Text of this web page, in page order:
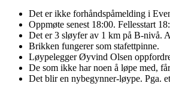
Det er ikke forhåndspåmelding i
Oppmøte senest 18:00. Fellesstart
Det er 3 sløyfer av 1 km på B-nivå.
Brikken fungerer som stafettpinne.
Løypelegger Øyvind Olsen
De som ikke har noen å løpe med,
Det blir en nybegynner-løype. Pga.